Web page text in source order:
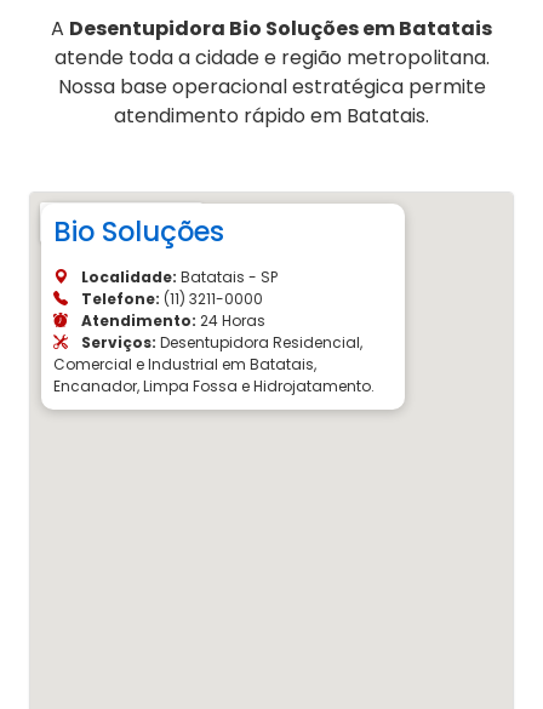
A Desentupidora Bio Soluções em Batatais
atende toda a cidade e região metropolitana.
Nossa base operacional estratégica permite
atendimento rápido em Batatais.
Bio Soluções
Localidade: Batatais - SP
Telefone: (11) 3211-0000
Atendimento: 24 Horas
Serviços: Desentupidora Residencial,
Comercial e Industrial em Batatais,
Encanador, Limpa Fossa e Hidrojatamento.